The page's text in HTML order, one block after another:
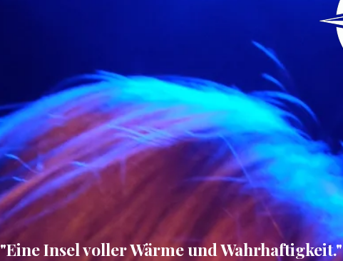
"Eine Insel voller Wärme und Wahrhaftigkeit."